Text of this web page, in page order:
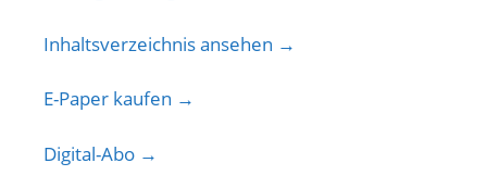
Inhaltsverzeichnis ansehen →
E-Paper kaufen →
Digital-Abo →